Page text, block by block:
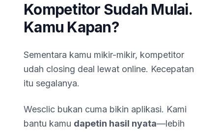
Kompetitor Sudah Mulai.
Kamu Kapan?
Sementara kamu mikir-mikir, kompetitor
udah closing deal lewat online. Kecepatan
itu segalanya.
Wesclic bukan cuma bikin aplikasi. Kami
bantu kamu dapetin hasil nyata—lebih